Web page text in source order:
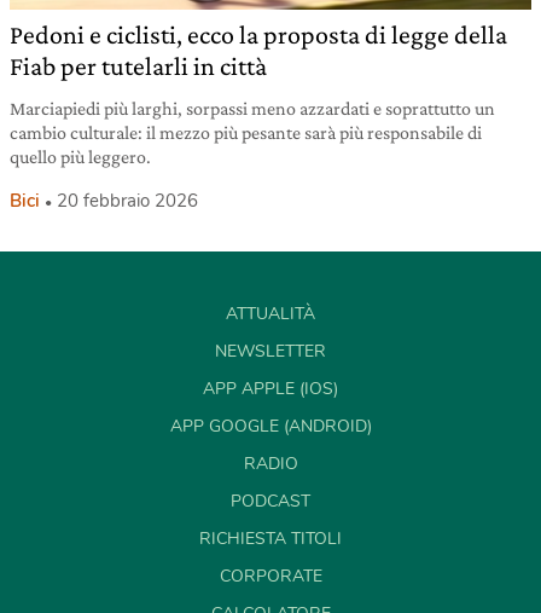
Pedoni e ciclisti, ecco la proposta di legge della
Fiab per tutelarli in città
Marciapiedi più larghi, sorpassi meno azzardati e soprattutto un
cambio culturale: il mezzo più pesante sarà più responsabile di
quello più leggero.
Bici 20 febbraio 2026
ATTUALITÀ
NEWSLETTER
APP APPLE (IOS)
APP GOOGLE (ANDROID)
RADIO
PODCAST
RICHIESTA TITOLI
CORPORATE